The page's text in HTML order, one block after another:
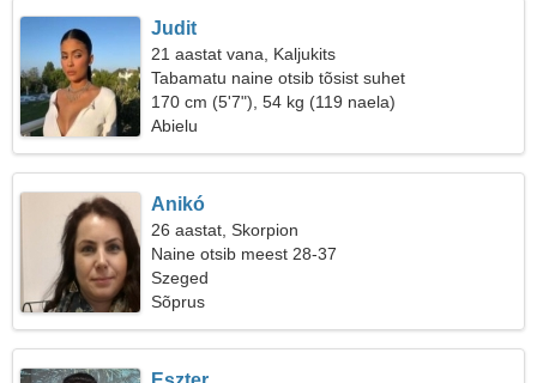
Judit
21 aastat vana, Kaljukits
Tabamatu naine otsib tõsist suhet
170 cm (5'7"), 54 kg (119 naela)
Abielu
Anikó
26 aastat, Skorpion
Naine otsib meest 28-37
Szeged
Sõprus